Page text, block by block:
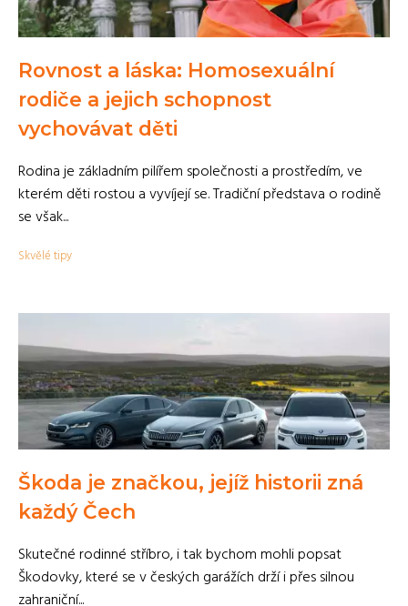
Rovnost a láska: Homosexuální
rodiče a jejich schopnost
vychovávat děti
Rodina je základním pilířem společnosti a prostředím, ve
kterém děti rostou a vyvíjejí se. Tradiční představa o rodině
se však...
Skvělé tipy
Škoda je značkou, jejíž historii zná
každý Čech
Skutečné rodinné stříbro, i tak bychom mohli popsat
Škodovky, které se v českých garážích drží i přes silnou
zahraniční...